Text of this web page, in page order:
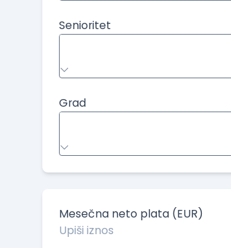
Senioritet
Grad
Mesečna neto plata (EUR)